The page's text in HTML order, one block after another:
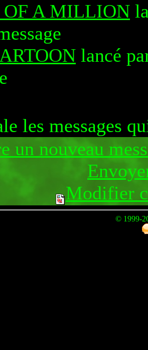
A MILLION
lancé
les messages
un nouveau
Modifier
© 1999-